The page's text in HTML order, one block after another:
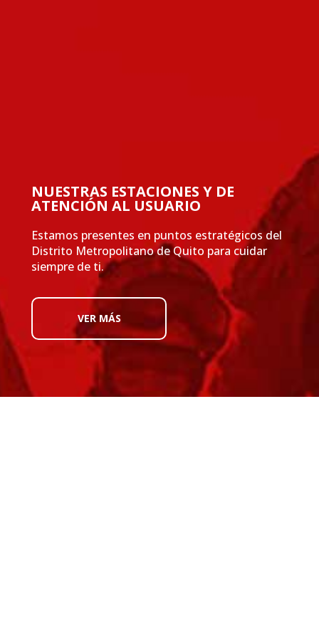
NUESTRAS ESTACIONES Y DE
ATENCIÓN AL USUARIO
Estamos presentes en puntos estratégicos del
Distrito Metropolitano de Quito para cuidar
siempre de ti.
VER MÁS